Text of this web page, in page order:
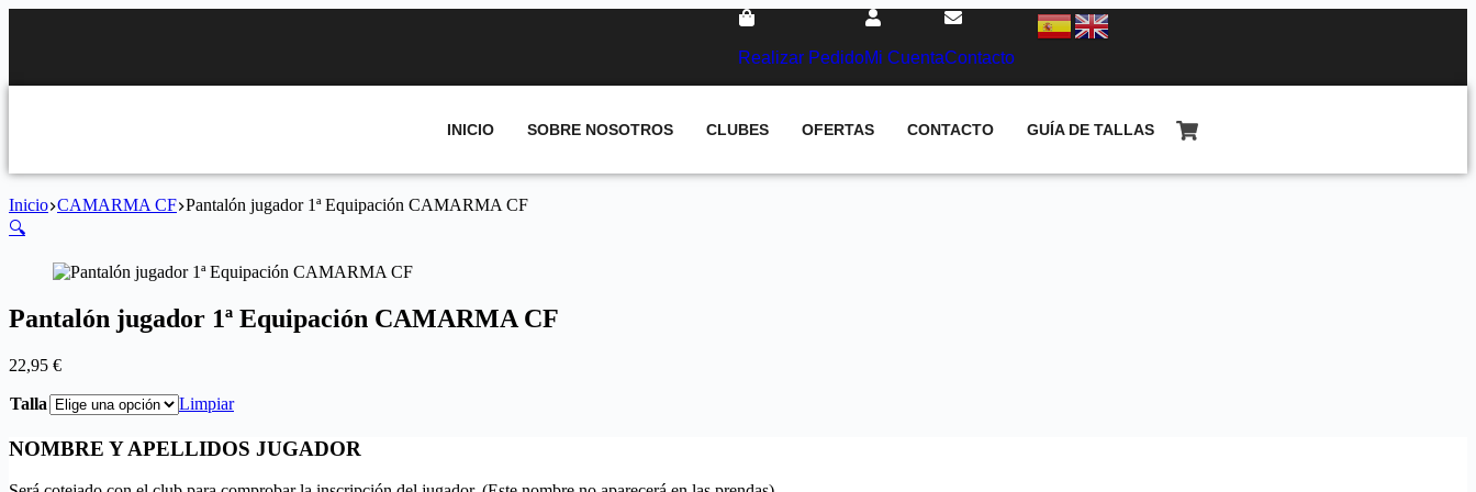
Realizar PedidoMi CuentaContacto
INICIO SOBRE NOSOTROS CLUBES OFERTAS CONTACTO GUÍA DE TALLAS
Inicio CAMARMA CF Pantalón jugador 1ª Equipación CAMARMA CF
🔍
Pantalón jugador 1ª Equipación CAMARMA CF
22,95 €
Talla Limpiar
NOMBRE Y APELLIDOS JUGADOR